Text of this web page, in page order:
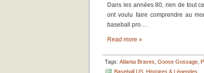
Dans les années 80, rien de tout
ont voulu faire comprendre au
baseball pro….
Read more »
Tags: Atlanta Braves Goose Gossage
Baseball US Histoires & Légendes